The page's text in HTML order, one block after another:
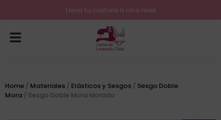
Lleva tu costura a otro nivel
Home / Materiales / Elásticos y Sesgos / Sesgo Doble
Mora / Sesgo Doble Mora Morado